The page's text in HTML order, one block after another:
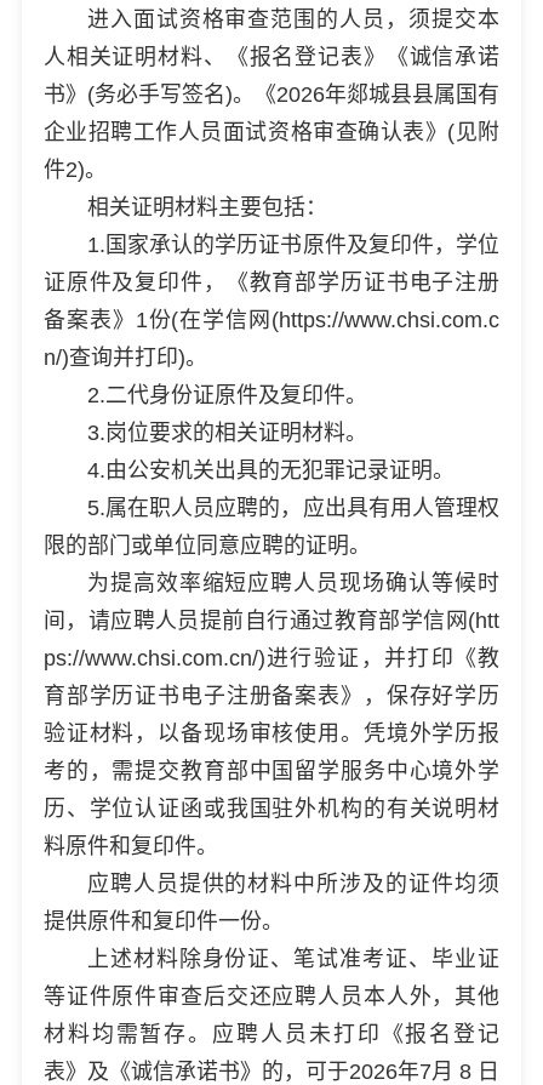
进入面试资格审查范围的人员，须提交本
人相关证明材料、《报名登记表》《诚信承诺
书》(务必手写签名)。《2026年郯城县县属国有
企业招聘工作人员面试资格审查确认表》(见附
件2)。
相关证明材料主要包括：
1.国家承认的学历证书原件及复印件，学位
证原件及复印件，《教育部学历证书电子注册
备案表》1份(在学信网(https://www.chsi.com.c
n/)查询并打印)。
2.二代身份证原件及复印件。
3.岗位要求的相关证明材料。
4.由公安机关出具的无犯罪记录证明。
5.属在职人员应聘的，应出具有用人管理权
限的部门或单位同意应聘的证明。
为提高效率缩短应聘人员现场确认等候时
间，请应聘人员提前自行通过教育部学信网(htt
ps://www.chsi.com.cn/)进行验证，并打印《教
育部学历证书电子注册备案表》，保存好学历
验证材料，以备现场审核使用。凭境外学历报
考的，需提交教育部中国留学服务中心境外学
历、学位认证函或我国驻外机构的有关说明材
料原件和复印件。
应聘人员提供的材料中所涉及的证件均须
提供原件和复印件一份。
上述材料除身份证、笔试准考证、毕业证
等证件原件审查后交还应聘人员本人外，其他
材料均需暂存。应聘人员未打印《报名登记
表》及《诚信承诺书》的，可于2026年7月 8 日